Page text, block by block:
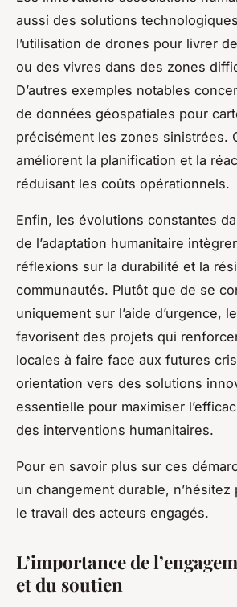
aussi des solutions
l’utilisation de drones pour livrer
ou des vivres dans des zones
D’autres exemples notables
de données géospatiales pour
précisément les zones sinistrées.
améliorent la planification et la
réduisant les coûts opérationnels.
Enfin, les évolutions constantes
de l’adaptation humanitaire
réflexions sur la durabilité et la
communautés. Plutôt que de se
uniquement sur l’aide d’urgence,
favorisent des projets qui
locales à faire face aux futures
orientation vers des solutions
essentielle pour maximiser
des interventions humanitaires.
Pour en savoir plus sur ces
un changement durable, n’hésitez
le travail des acteurs engagés.
L’importance de
et du soutien